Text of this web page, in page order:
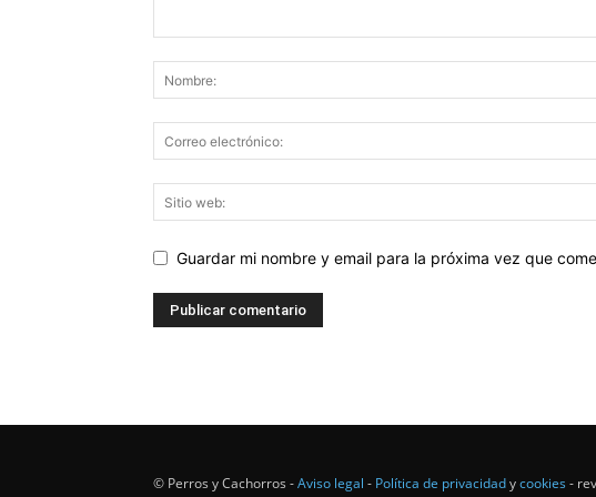
Guardar mi nombre y email para la próxima vez que
© Perros y Cachorros -Aviso legal - Política de privacidadycookies -